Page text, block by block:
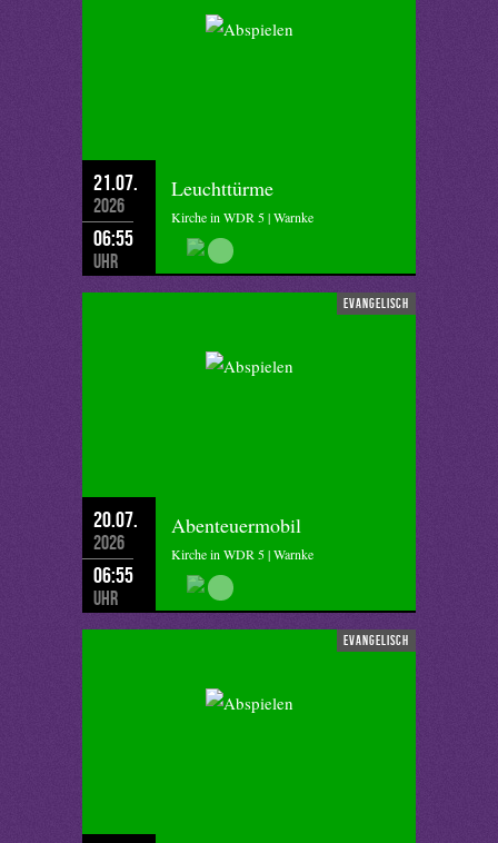
21.07.
2026
06:55
Uhr
Leuchttürme
Kirche in WDR 5 | Warnke
evangelisch
20.07.
2026
06:55
Uhr
Abenteuermobil
Kirche in WDR 5 | Warnke
evangelisch